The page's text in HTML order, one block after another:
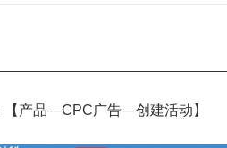
【产品—CPC广告—创建活动】